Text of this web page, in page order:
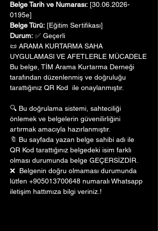
Belge Tarih ve Numarası: [30.06.2026-
0195e]
Belge Türü: [Eğitim Sertifikası]
Durum: ✅ Geçerli
📜 ARAMA KURTARMA SAHA
UYGULAMASI VE AFETLERLE MÜCADELE
Bu belge, TİM Arama Kurtarma Derneği
tarafından düzenlenmiş ve doğruluğu
tarattığınız QR Kod  ile onaylanmıştır.
🔍 Bu doğrulama sistemi, sahteciliği
önlemek ve belgelerin güvenilirliğini
artırmak amacıyla hazırlanmıştır.
🔖 Bu sayfada yazan belge sahibi adı ile
QR Kod tarattığınız belgedeki isim farklı
olması durumunda belge GEÇERSİZDİR.
❌  Belgenin doğru olmaması durumunda
lütfen +905013700648 numaralı Whatsapp
iletişim hattımıza bilgi veriniz.!